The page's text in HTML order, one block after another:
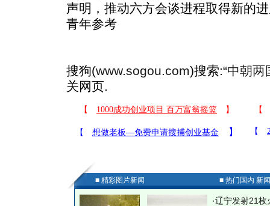
声明，推动六方会谈进程取得新的
青年参考
搜狗(www.sogou.com)搜索:“中朝两
关网页.
■ 精彩图片新闻 ■ 热门国内 新
·辽宁发射21枚